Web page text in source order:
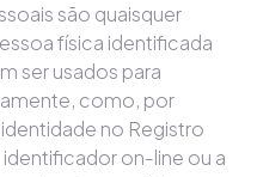
são quaisquer
física identificada
ser usados para
como, por
no Registro
on-line ou a